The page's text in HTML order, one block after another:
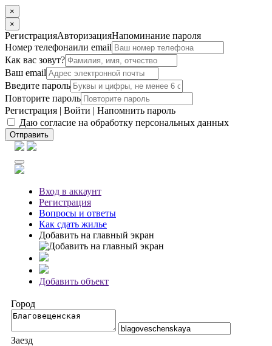
×
×
РегистрацияАвторизацияНапоминание пароля
Номер телефонаили email
Как вас зовут?
Ваш email
Введите пароль
Повторите пароль
Регистрация | Войти | Напомнить пароль
Даю согласие на обработку персональных данных
Отправить
Вход в аккаунт
Регистрация
Вопросы и ответы
Как сдать жилье
Добавить на главный экран
Добавить объект
Город
Заезд